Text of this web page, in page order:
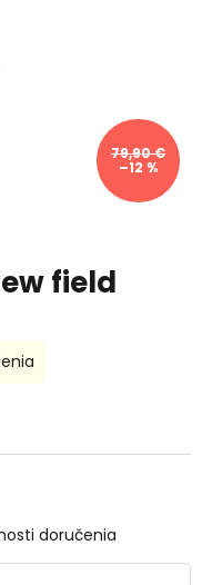
79,90 €
–12 %
field
doručenia